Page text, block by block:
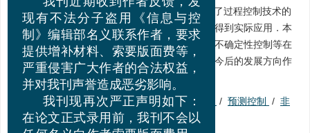
摘要: 控制理论和计算机技术的发展，大大促进了过程控制技术的
提高，现代控制理论正在火电厂热工过程控制中得到实际应用．本
文概述了最优控制、预测控制、状态反馈控制、不确定性控制等在
火电厂热工过程控制中的研究和应用现状，并对今后的发展方向作
了简单的预测．
关键词: 现代控制理论/ 过程控制/ 优化控制 / 预测控制 / 非
线性控制/智能控制/热工过程
我刊近期收到作者反馈，发
现有不法分子盗用《信息与控
制》编辑部名义联系作者，要求
提供增补材料、索要版面费等，
严重侵害广大作者的合法权益，
并对我刊声誉造成恶劣影响。
我刊现再次严正声明如下：
在论文正式录用前，我刊不会以